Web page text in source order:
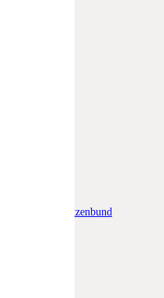
Südtiroler Schützenbund